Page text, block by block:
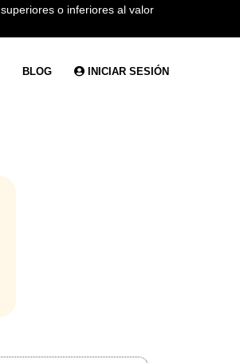
o inferiores al valor
BLOG INICIAR SESIÓN